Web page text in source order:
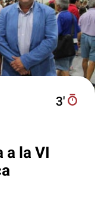
3′
a la VI